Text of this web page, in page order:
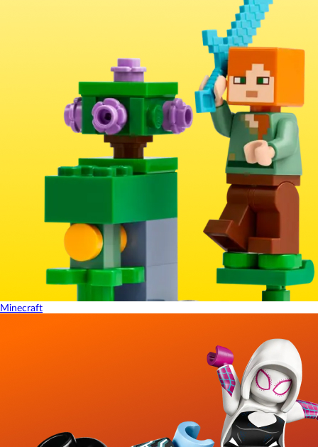
Minecraft